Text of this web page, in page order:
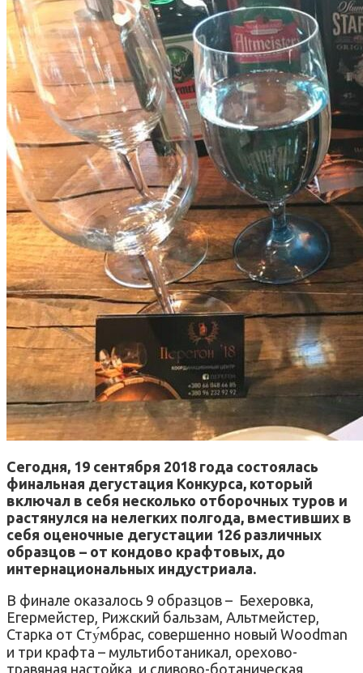
Сегодня, 19 сентября 2018 года состоялась
финальная дегустация Конкурса, который
включал в себя несколько отборочных туров и
растянулся на нелегких полгода, вместивших в
себя оценочные дегустации 126 различных
образцов – от кондово крафтовых, до
интернациональных индустриала.
В финале оказалось 9 образцов – Бехеровка,
Егермейстер, Рижский бальзам, Альтмейстер,
Старка от Сту́мбрас, совершенно новый Woodman
и три крафта – мультиботаникал, орехово-
травяная настойка и сливово-ботаническая,